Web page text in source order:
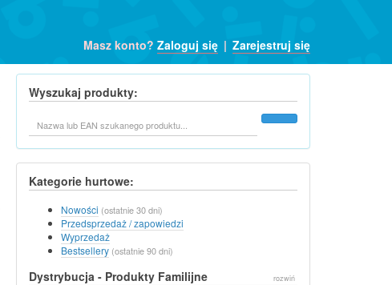
Masz konto? Zaloguj się | Zarejestruj się
Wyszukaj produkty:
Kategorie hurtowe:
Nowości (ostatnie 30 dni)
Przedsprzedaż / zapowiedzi
Wyprzedaż
Bestsellery (ostatnie 90 dni)
Dystrybucja - Produkty Familijne rozwiń